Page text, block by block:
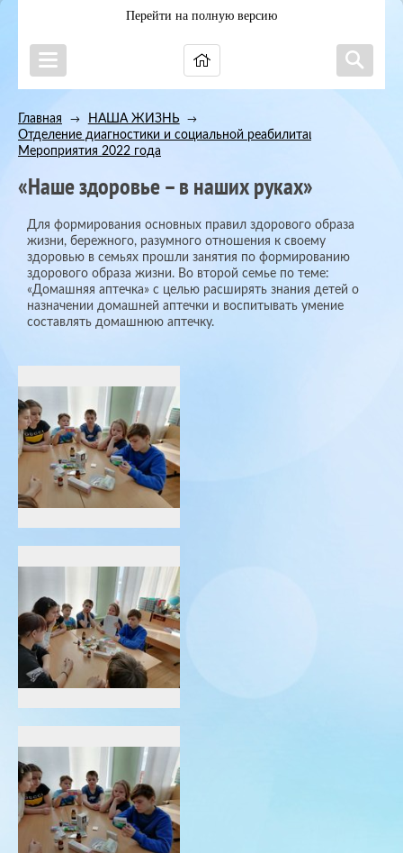
Перейти на полную версию
Главная → НАША ЖИЗНЬ →
Отделение диагностики и социальной реабилитации
Мероприятия 2022 года
«Наше здоровье – в наших руках»
Для формирования основных правил здорового образа
жизни, бережного, разумного отношения к своему
здоровью в семьях прошли занятия по формированию
здорового образа жизни. Во второй семье по теме:
«Домашняя аптечка» с целью расширять знания детей о
назначении домашней аптечки и воспитывать умение
составлять домашнюю аптечку.